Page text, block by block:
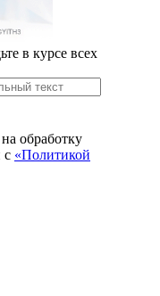
в курсе всех
обработку
с «Политикой